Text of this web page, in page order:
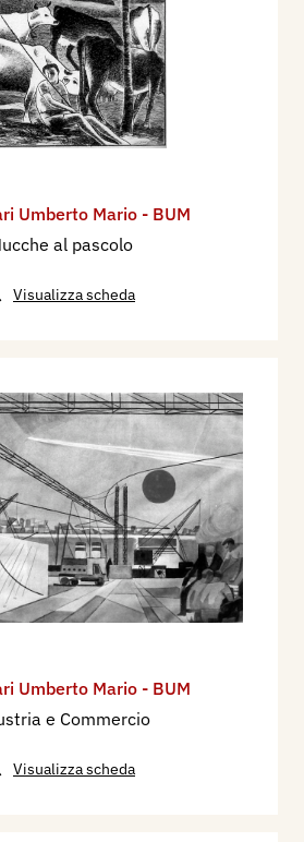
Umberto Mario - BUM
al pascolo
Visualizza scheda
Umberto Mario - BUM
e Commercio
Visualizza scheda